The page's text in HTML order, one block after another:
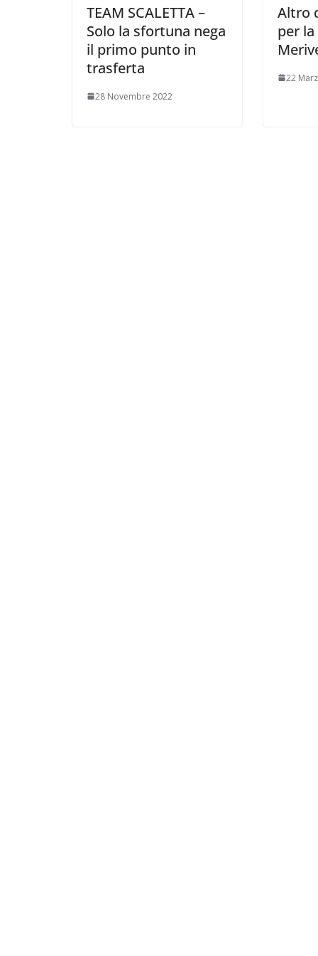
TEAM SCALETTA –
Solo la sfortuna nega
il primo punto in
trasferta
28 Novembre 2022
Altro
per la
22